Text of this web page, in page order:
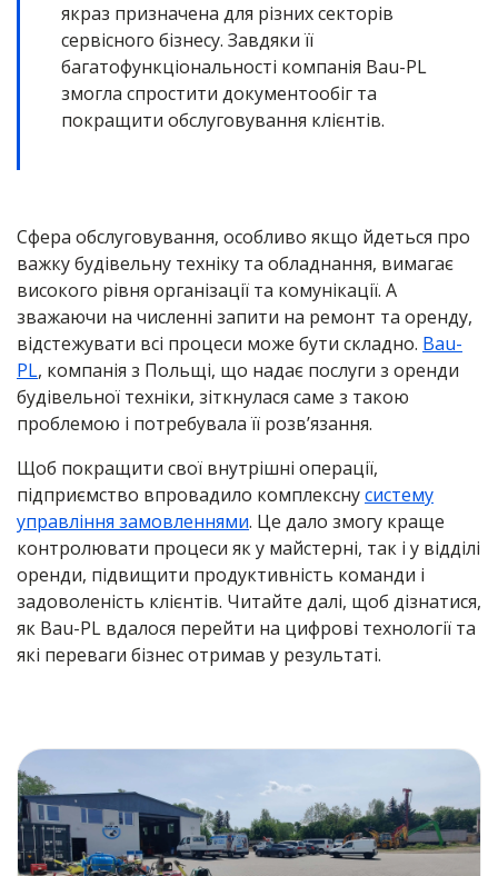
якраз призначена для різних секторів
сервісного бізнесу. Завдяки її
багатофункціональності компанія Bau-PL
змогла спростити документообіг та
покращити обслуговування клієнтів.
Сфера обслуговування, особливо якщо йдеться про
важку будівельну техніку та обладнання, вимагає
високого рівня організації та комунікації. А
зважаючи на численні запити на ремонт та оренду,
відстежувати всі процеси може бути складно. Bau-
PL, компанія з Польщі, що надає послуги з оренди
будівельної техніки, зіткнулася саме з такою
проблемою і потребувала її розв’язання.
Щоб покращити свої внутрішні операції,
підприємство впровадило комплекснусистему
управління замовленнями. Це дало змогу краще
контролювати процеси як у майстерні, так і у відділі
оренди, підвищити продуктивність команди і
задоволеність клієнтів. Читайте далі, щоб дізнатися,
як Bau-PL вдалося перейти на цифрові технології та
які переваги бізнес отримав у результаті.